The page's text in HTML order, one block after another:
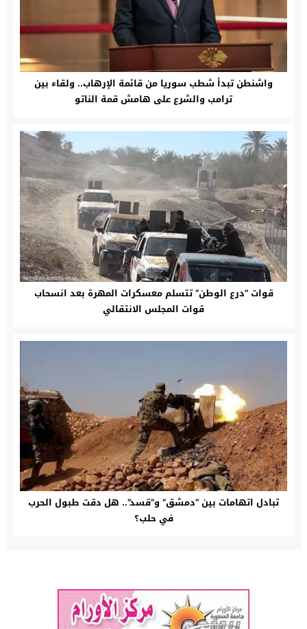
واشنطن تبدأ شطب سوريا من قائمة الإرهاب.. ولقاء بين
ترامب والشرع على هامش قمة الناتو
قوات “درع الوطن” تتسلم معسكرات المهرة بعد انسحاب
قوات المجلس الانتقالي
تبادل اتهامات بين “دمشق” و”قسد”.. هل دقت طبول الحرب
في حلب؟